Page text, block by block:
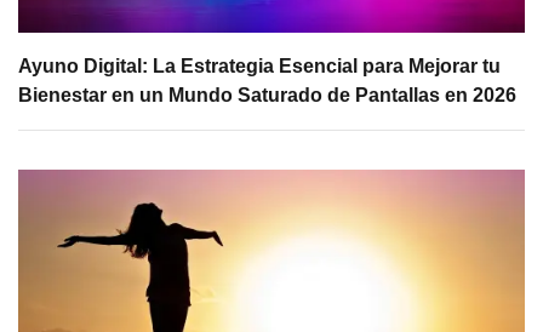
Ayuno Digital: La Estrategia Esencial para Mejorar tu
Bienestar en un Mundo Saturado de Pantallas en 2026